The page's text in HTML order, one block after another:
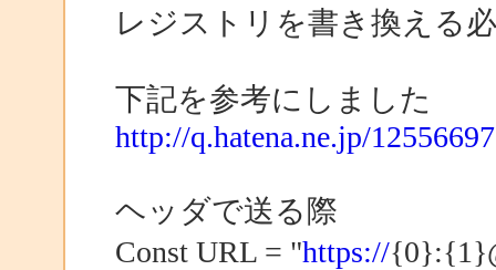
レジストリを書き換える
下記を参考にしました
http://q.hatena.ne.jp/
ヘッダで送る際
Const URL = "https://